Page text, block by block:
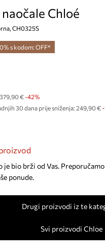
Chloé
CH0325S
s kodom: OFF*
379,90 €-42%
30 dana prije sniženja: 249,90 € -
je bio brži od Vas.
ponude.
Drugi proizvodi iz te
Svi proizvodi Chloe